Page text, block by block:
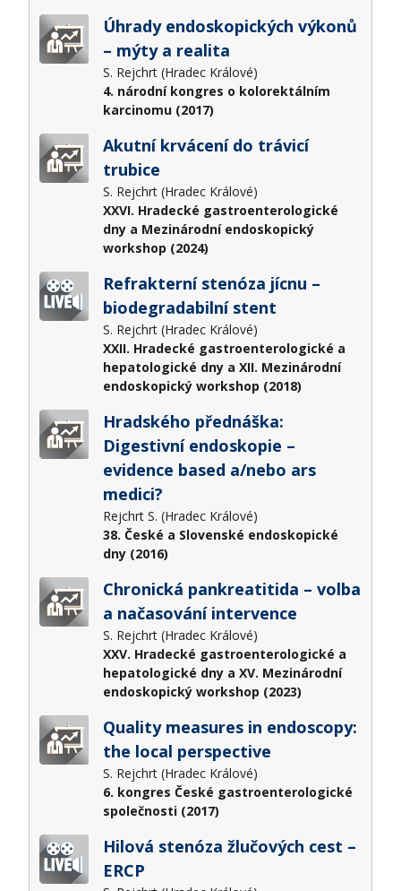
Úhrady endoskopických výkonů
– mýty a realita
S. Rejchrt (Hradec Králové)
4. národní kongres o kolorektálním
karcinomu (2017)
Akutní krvácení do trávicí
trubice
S. Rejchrt (Hradec Králové)
XXVI. Hradecké gastroenterologické
dny a Mezinárodní endoskopický
workshop (2024)
Refrakterní stenóza jícnu –
biodegradabilní stent
S. Rejchrt (Hradec Králové)
XXII. Hradecké gastroenterologické a
hepatologické dny a XII. Mezinárodní
endoskopický workshop (2018)
Hradského přednáška:
Digestivní endoskopie –
evidence based a/nebo ars
medici?​
Rejchrt S. (Hradec Králové)
38. České a Slovenské endoskopické
dny (2016)
Chronická pankreatitida – volba
a načasování intervence
S. Rejchrt (Hradec Králové)
XXV. Hradecké gastroenterologické a
hepatologické dny a XV. Mezinárodní
endoskopický workshop (2023)
Quality measures in endoscopy:
the local perspective
S. Rejchrt (Hradec Králové)
6. kongres České gastroenterologické
společnosti (2017)
Hilová stenóza žlučových cest –
ERCP